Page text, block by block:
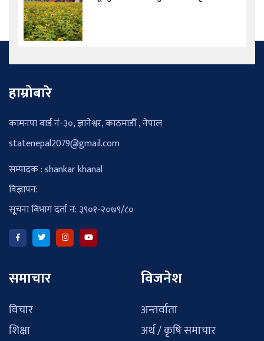
हाम्रोबारे
कामनपा वार्ड नं-३०, ज्ञानेश्वर, काठमाडौँ , नेपाल
statenepal2079@gmail.com
सम्पादक : shankar khanal
विज्ञापन:
सूचना बिभाग दर्ता नं: ३९०१-२०७९/८०
समाचार
विचार
शिक्षा
विजनेश
अन्तर्वाता
अर्थ / कृषि समाचार